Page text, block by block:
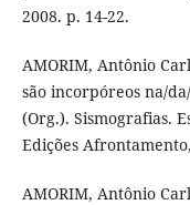
2008. p. 14-22.
AMORIM, Antônio
são incorpóreos na/
(Org.). Sismografias.
Edições
AMORIM, Antônio